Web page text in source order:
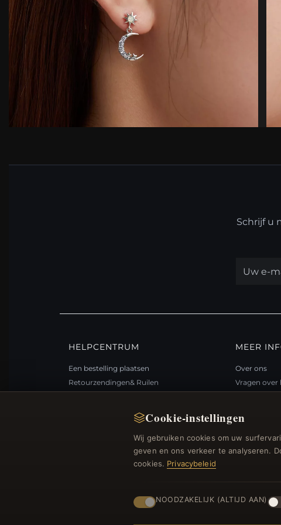
Cookie-instellingen
Wij gebruiken cookies om uw
geven en ons verkeer te analyseren.
cookies. Privacybeleid
NOODZAKELIJK (ALTIJD AAN)
Schrijf u
HELPCENTRUM
Een bestelling plaatsen
Retourzendingen& Ruilen
Betalingsmogelijkheden
Mijn account& Beloningen
Neem contact met ons op
MEER
Over ons
Vragen
Cadeaubon
Afmelden